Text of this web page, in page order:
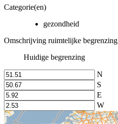
Categorie(en)
gezondheid
Omschrijving ruimtelijke begrenzing
Huidige begrenzing
N
S
E
W